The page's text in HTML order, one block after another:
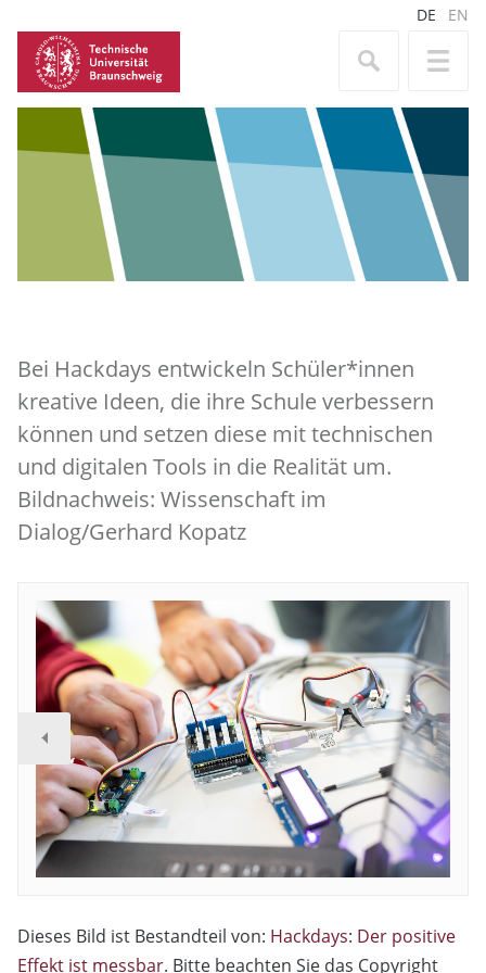
DE EN
Bei Hackdays entwickeln Schüler*innen
kreative Ideen, die ihre Schule verbessern
können und setzen diese mit technischen
und digitalen Tools in die Realität um.
Bildnachweis: Wissenschaft im
Dialog/Gerhard Kopatz
Dieses Bild ist Bestandteil von: Hackdays: Der positive
Effekt ist messbar. Bitte beachten Sie das Copyright